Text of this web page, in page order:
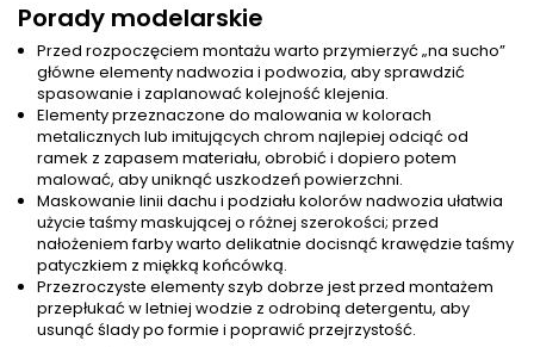
Porady modelarskie
Przed rozpoczęciem montażu warto przymierzyć „na sucho”
główne elementy nadwozia i podwozia, aby sprawdzić
spasowanie i zaplanować kolejność klejenia.
Elementy przeznaczone do malowania w kolorach
metalicznych lub imitujących chrom najlepiej odciąć od
ramek z zapasem materiału, obrobić i dopiero potem
malować, aby uniknąć uszkodzeń powierzchni.
Maskowanie linii dachu i podziału kolorów nadwozia ułatwia
użycie taśmy maskującej o różnej szerokości; przed
nałożeniem farby warto delikatnie docisnąć krawędzie taśmy
patyczkiem z miękką końcówką.
Przezroczyste elementy szyb dobrze jest przed montażem
przepłukać w letniej wodzie z odrobiną detergentu, aby
usunąć ślady po formie i poprawić przejrzystość.